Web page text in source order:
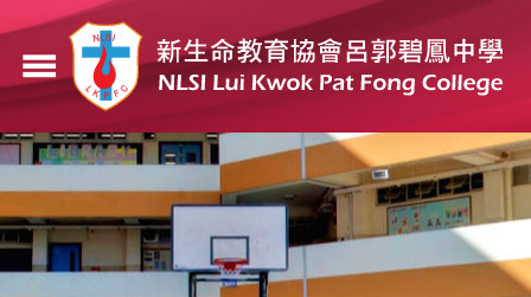
主
內
容
menu